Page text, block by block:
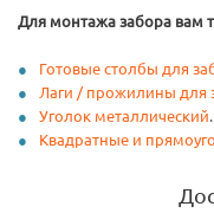
Для монтажа забора вам
Готовые столбы для
Лаги / прожилины для
Уголок металлический.
Квадратные и